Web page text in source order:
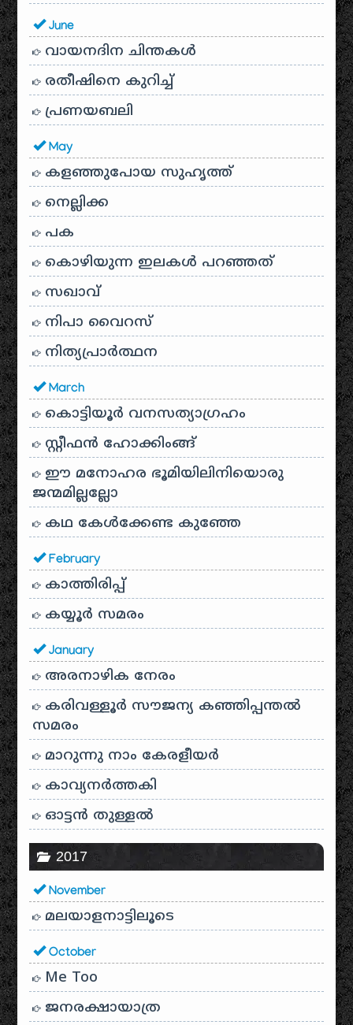
June
വായനദിന ചിന്തകൾ
രതീഷിനെ കുറിച്ച്
പ്രണയബലി
May
കളഞ്ഞുപോയ സുഹൃത്ത്
നെല്ലിക്ക
പക
കൊഴിയുന്ന ഇലകൾ പറഞ്ഞത്
സഖാവ്
നിപാ വൈറസ്
നിത്യപ്രാർത്ഥന
March
കൊട്ടിയൂർ വനസത്യാഗ്രഹം
സ്റ്റീഫൻ ഹോക്കിംങ്ങ്
ഈ മനോഹര ഭൂമിയിലിനിയൊരു
ജന്മമില്ലല്ലോ
കഥ കേൾക്കേണ്ട കുഞ്ഞേ
February
കാത്തിരിപ്പ്
കയ്യൂർ സമരം
January
അരനാഴിക നേരം
കരിവള്ളൂർ സൗജന്യ കഞ്ഞിപ്പന്തൽ
സമരം
മാറുന്നു നാം കേരളീയർ
കാവ്യനര്‍ത്തകി
ഓട്ടൻ തുള്ളൽ
2017
November
മലയാളനാട്ടിലൂടെ
October
Me Too
ജനരക്ഷായാത്ര